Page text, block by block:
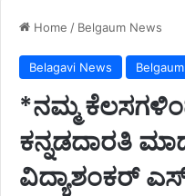
Home / Belgaum News
Belagavi News
*ನಮ್ಮ
ಕನ್ನಡದಾರತಿ
ವಿದ್ಯಾಶಂಕರ್